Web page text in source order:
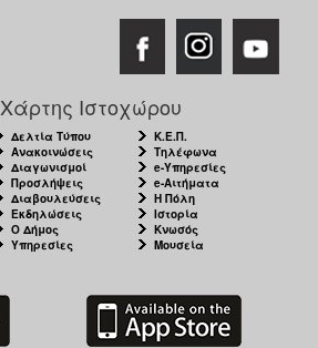
Χάρτης Ιστοχώρου
Δελτία Τύπου
Ανακοινώσεις
Διαγωνισμοί
Προσλήψεις
Διαβουλεύσεις
Εκδηλώσεις
Ο Δήμος
Υπηρεσίες
Κ.Ε.Π.
Τηλέφωνα
e-Υπηρεσίες
e-Αιτήματα
Η Πόλη
Ιστορία
Κνωσός
Μουσεία